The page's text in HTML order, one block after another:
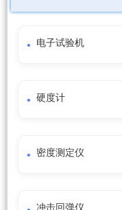
电子试验机
硬度计
密度测定仪
冲击回弹仪